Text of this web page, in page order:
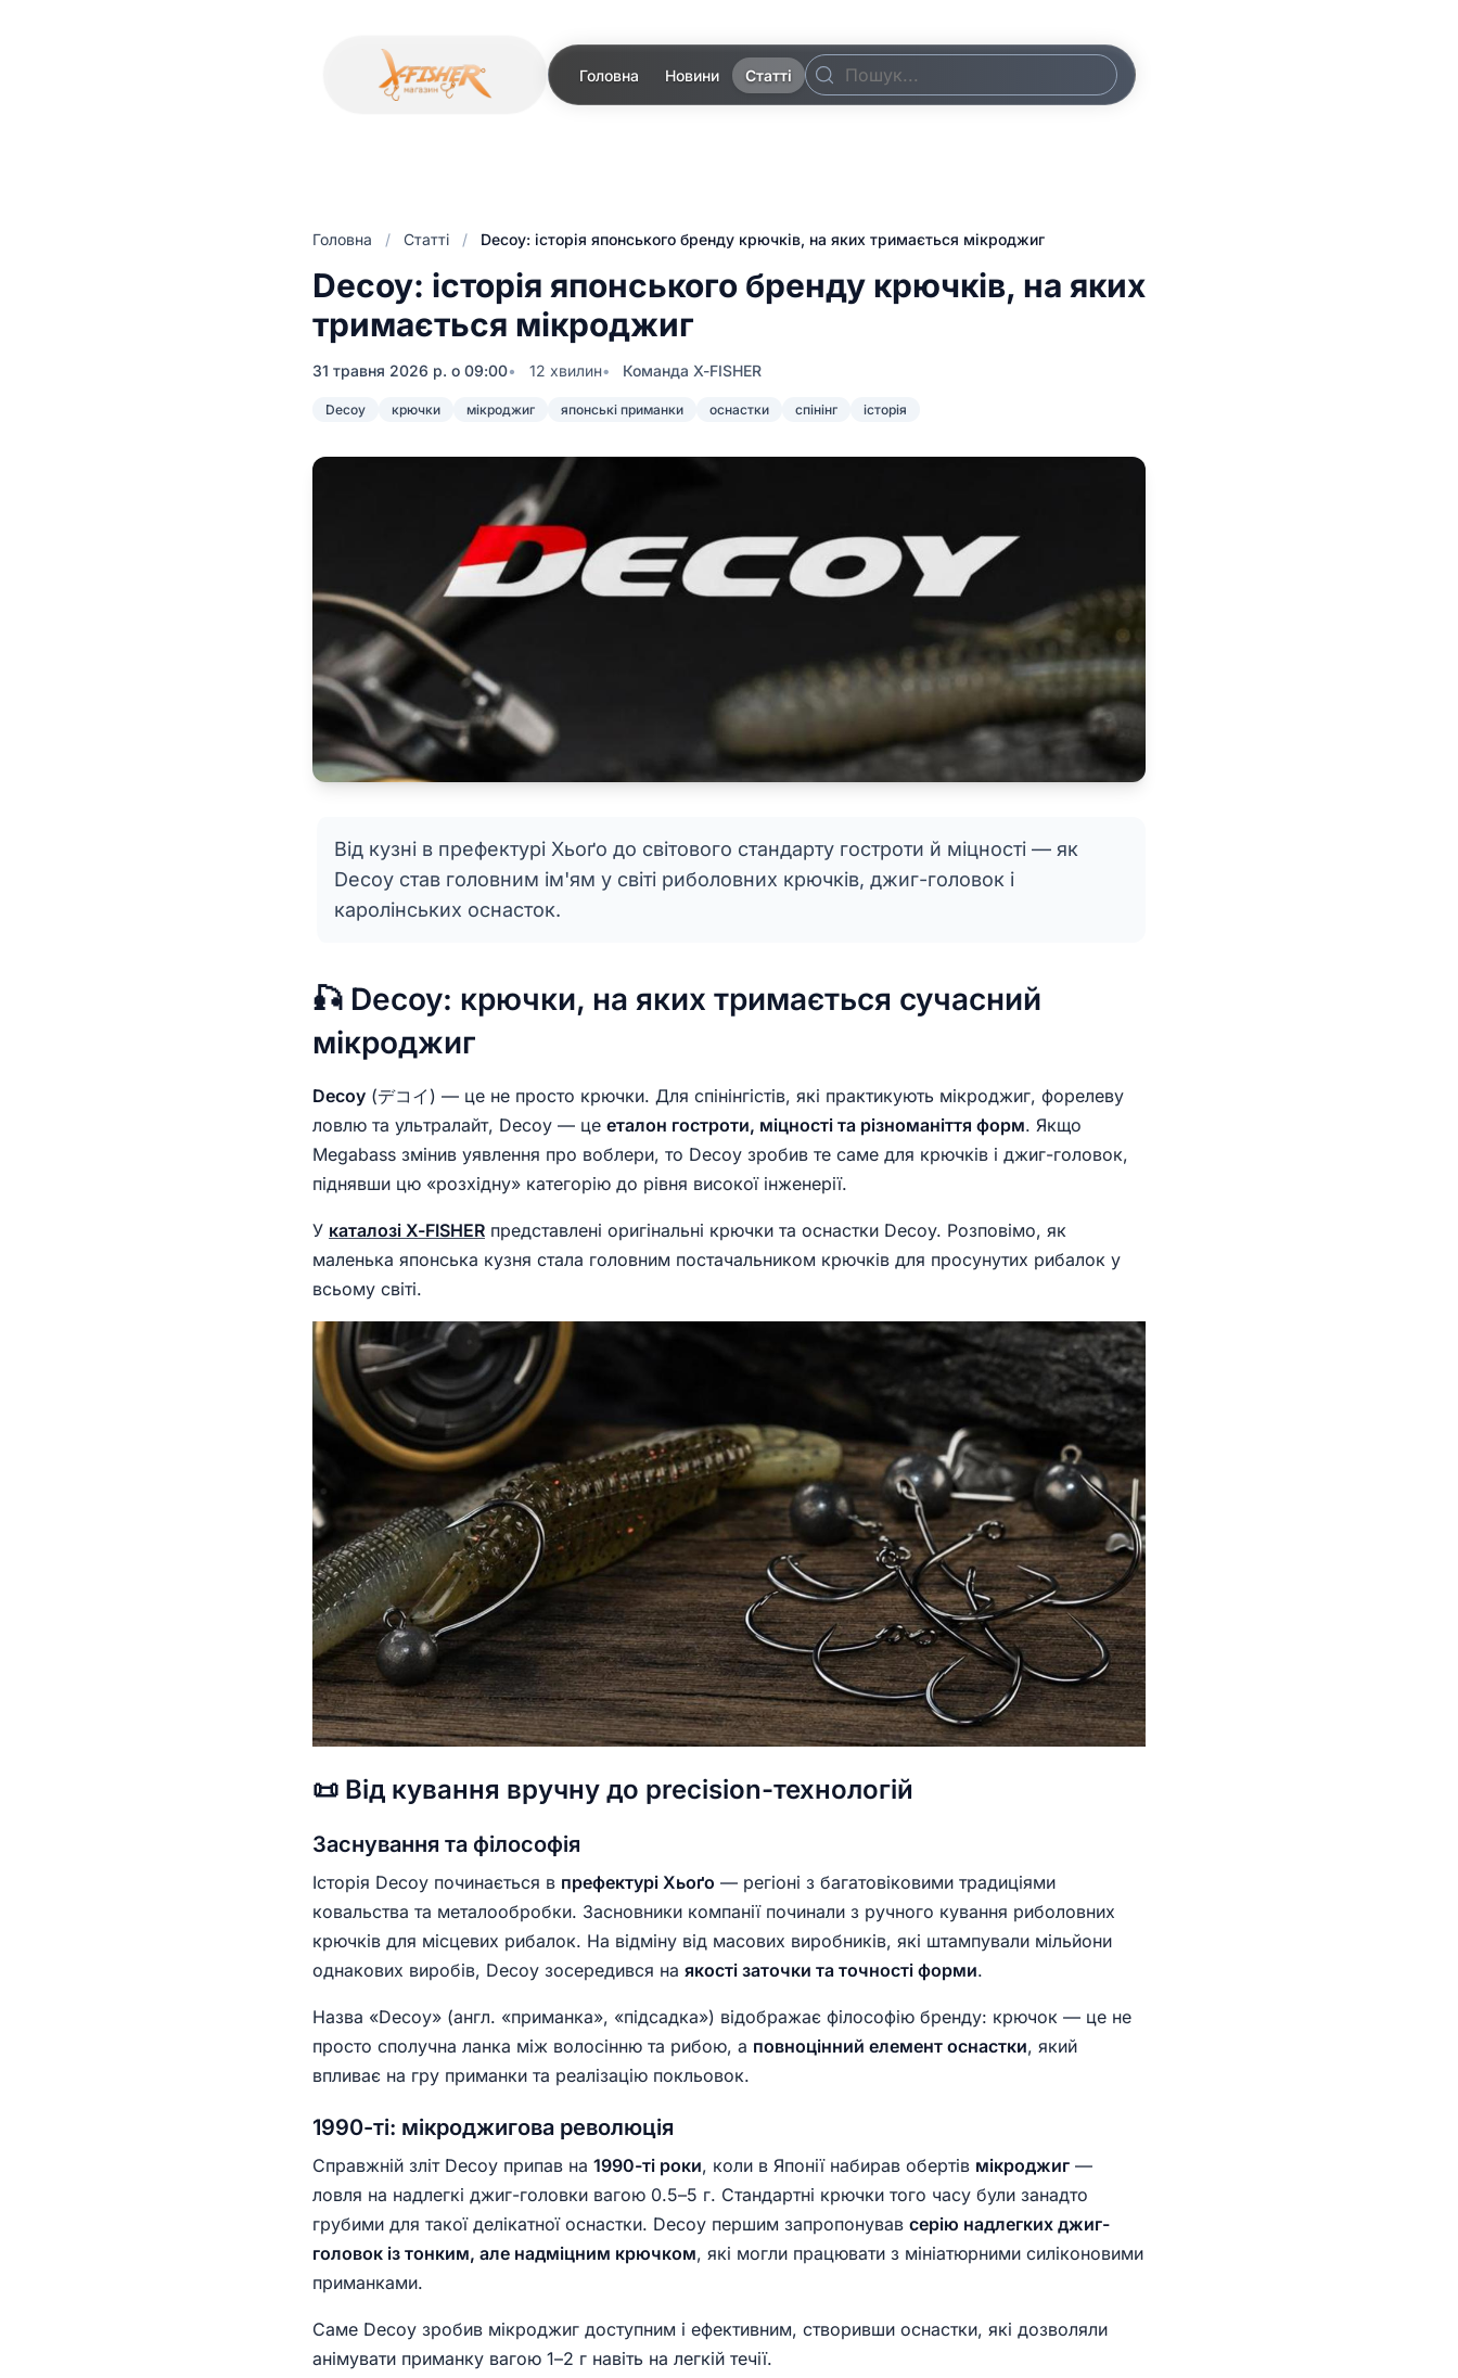
Головна Новини Статті
Головна / Статті / Decoy: історія японського бренду крючків, на яких тримається мікроджиг
Decoy: історія японського бренду крючків, на яких
тримається мікроджиг
31 травня 2026 р. о 09:00 12 хвилин Команда X-FISHER
Decoy крючки мікроджиг японські приманки оснастки спінінг історія
Від кузні в префектурі Хьоґо до світового стандарту гостроти й міцності — як
Decoy став головним ім'ям у світі риболовних крючків, джиг-головок і
каролінських оснасток.
🎣 Decoy: крючки, на яких тримається сучасний
мікроджиг
Decoy (デコイ) — це не просто крючки. Для спінінгістів, які практикують мікроджиг, форелеву
ловлю та ультралайт, Decoy — це еталон гостроти, міцності та різноманіття форм. Якщо
Megabass змінив уявлення про воблери, то Decoy зробив те саме для крючків і джиг-головок,
піднявши цю «розхідну» категорію до рівня високої інженерії.
У каталозі X-FISHER представлені оригінальні крючки та оснастки Decoy. Розповімо, як
маленька японська кузня стала головним постачальником крючків для просунутих рибалок у
всьому світі.
📜 Від кування вручну до precision-технологій
Заснування та філософія
Історія Decoy починається в префектурі Хьоґо — регіоні з багатовіковими традиціями
ковальства та металообробки. Засновники компанії починали з ручного кування риболовних
крючків для місцевих рибалок. На відміну від масових виробників, які штампували мільйони
однакових виробів, Decoy зосередився на якості заточки та точності форми.
Назва «Decoy» (англ. «приманка», «підсадка») відображає філософію бренду: крючок — це не
просто сполучна ланка між волосінню та рибою, а повноцінний елемент оснастки, який
впливає на гру приманки та реалізацію покльовок.
1990-ті: мікроджигова революція
Справжній зліт Decoy припав на 1990-ті роки, коли в Японії набирав обертів мікроджиг —
ловля на надлегкі джиг-головки вагою 0.5–5 г. Стандартні крючки того часу були занадто
грубими для такої делікатної оснастки. Decoy першим запропонував серію надлегких джиг-
головок із тонким, але надміцним крючком, які могли працювати з мініатюрними силіконовими
приманками.
Саме Decoy зробив мікроджиг доступним і ефективним, створивши оснастки, які дозволяли
анімувати приманку вагою 1–2 г навіть на легкій течії.